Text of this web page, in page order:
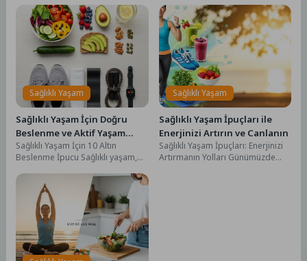
ve sosyal açıdan...
duygusal...
Sağlıklı Yaşam
Sağlıklı Yaşam İçin Doğru
Beslenme ve Aktif Yaşam
İpuçları
Sağlıklı Yaşam İçin 10 Altın
Beslenme İpucu Sağlıklı yaşam,
duygusal sağlığını...
Sağlıklı Yaşam
Sağlıklı Yaşam İpuçları ile
Enerjinizi Artırın ve Canlanın
Sağlıklı Yaşam İpuçları: Enerjinizi
Artırmanın Yolları Günümüzde